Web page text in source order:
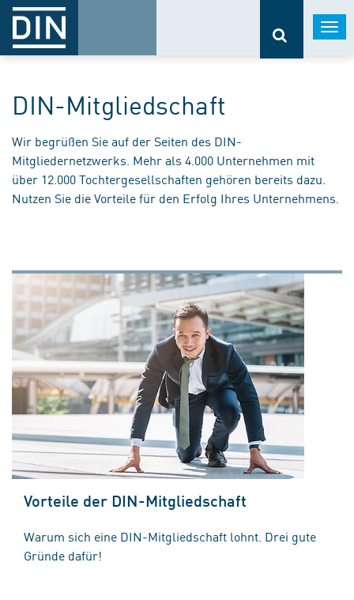
DIN-Mitgliedschaft
Wir begrüßen Sie auf der Seiten des DIN-
Mitgliedernetzwerks. Mehr als 4.000 Unternehmen mit
über 12.000 Tochtergesellschaften gehören bereits dazu.
Nutzen Sie die Vorteile für den Erfolg Ihres Unternehmens.
Vorteile der DIN-Mitgliedschaft
Warum sich eine DIN-Mitgliedschaft lohnt. Drei gute
Gründe dafür!